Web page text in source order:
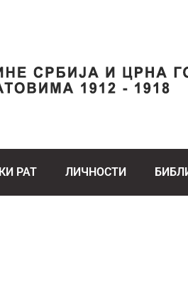
РАТ ЛИЧНОСТИ